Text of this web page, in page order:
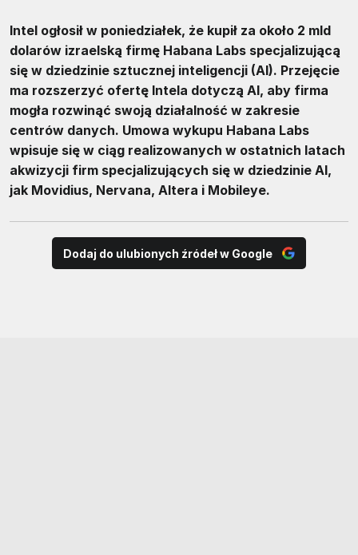
Intel ogłosił w poniedziałek, że kupił za około 2 mld
dolarów izraelską firmę Habana Labs specjalizującą
się w dziedzinie sztucznej inteligencji (AI). Przejęcie
ma rozszerzyć ofertę Intela dotyczą AI, aby firma
mogła rozwinąć swoją działalność w zakresie
centrów danych. Umowa wykupu Habana Labs
wpisuje się w ciąg realizowanych w ostatnich latach
akwizycji firm specjalizujących się w dziedzinie AI,
jak Movidius, Nervana, Altera i Mobileye.
Dodaj do ulubionych źródeł w Google